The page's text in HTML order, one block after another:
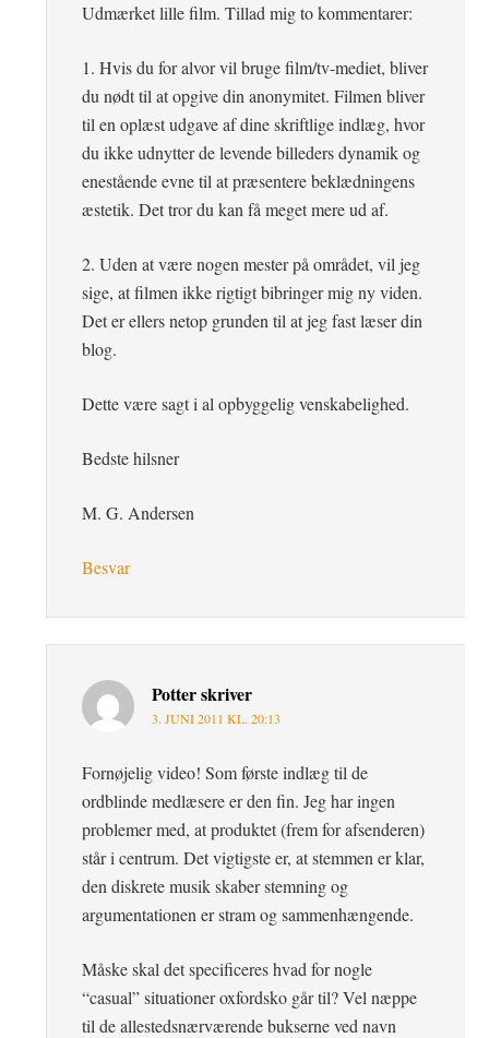
Udmærket lille film. Tillad mig to kommentarer:
1. Hvis du for alvor vil bruge film/tv-mediet, bliver
du nødt til at opgive din anonymitet. Filmen bliver
til en oplæst udgave af dine skriftlige indlæg, hvor
du ikke udnytter de levende billeders dynamik og
enestående evne til at præsentere beklædningens
æstetik. Det tror du kan få meget mere ud af.
2. Uden at være nogen mester på området, vil jeg
sige, at filmen ikke rigtigt bibringer mig ny viden.
Det er ellers netop grunden til at jeg fast læser din
blog.
Dette være sagt i al opbyggelig venskabelighed.
Bedste hilsner
M. G. Andersen
Besvar
Potterskriver
3. JUNI 2011 KL. 20:13
Fornøjelig video! Som første indlæg til de
ordblinde medlæsere er den fin. Jeg har ingen
problemer med, at produktet (frem for afsenderen)
står i centrum. Det vigtigste er, at stemmen er klar,
den diskrete musik skaber stemning og
argumentationen er stram og sammenhængende.
Måske skal det specificeres hvad for nogle
“casual” situationer oxfordsko går til? Vel næppe
til de allestedsnærværende bukserne ved navn